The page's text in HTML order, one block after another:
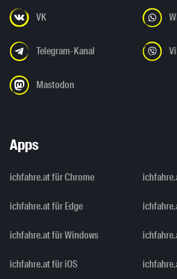
VK
Telegram-Kanal
Mastodon
Apps
ichfahre.at für Chrome
ichfahre.at für Edge
ichfahre.at für Windows
ichfahre.at für iOS